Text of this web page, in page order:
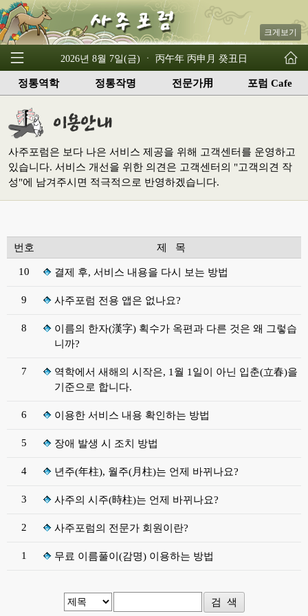
크게보기
2026년 8월 7일(금) ㆍ 丙午年 丙申月 癸丑日
정통역학 정통작명 전문가用 포럼 Cafe
사주포럼은 보다 나은 서비스 제공을 위해 고객센터를 운영하고
있습니다. 서비스 개선을 위한 의견은 고객센터의 "고객의견 작
성"에 남겨주시면 적극적으로 반영하겠습니다.
번호 제 목
10 결제 후, 서비스 내용을 다시 보는 방법
9 사주포럼 전용 앱은 없나요?
8
이름의 한자(漢字) 획수가 옥편과 다른 것은 왜 그렇습
니까?
7
역학에서 새해의 시작은, 1월 1일이 아닌 입춘(立春)을
기준으로 합니다.
6 이용한 서비스 내용 확인하는 방법
5 장애 발생 시 조치 방법
4 년주(年柱), 월주(月柱)는 언제 바뀌나요?
3 사주의 시주(時柱)는 언제 바뀌나요?
2 사주포럼의 전문가 회원이란?
1 무료 이름풀이(감명) 이용하는 방법